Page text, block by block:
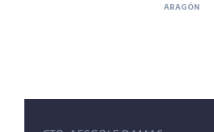
ARAGÓN